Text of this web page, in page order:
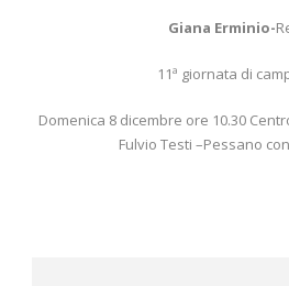
Giana Erminio-
11ª giornata di
Domenica 8 dicembre ore 10.30
Fulvio Testi –Pessano